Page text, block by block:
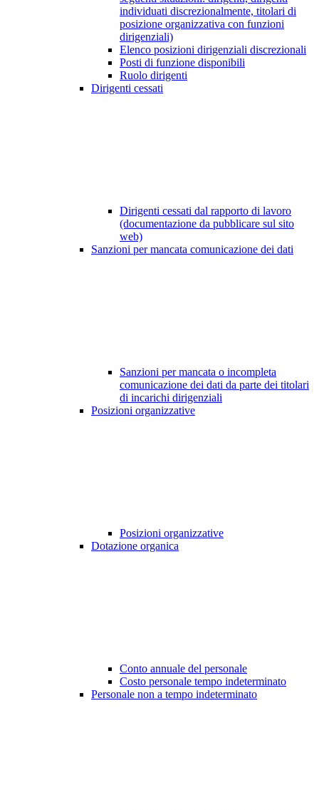
individuati discrezionalmente, titolari di
posizione organizzativa con funzioni
dirigenziali)
Elenco posizioni dirigenziali discrezionali
Posti di funzione disponibili
Ruolo dirigenti
Dirigenti cessati
Dirigenti cessati dal rapporto di lavoro
(documentazione da pubblicare sul sito
web)
Sanzioni per mancata comunicazione dei dati
Sanzioni per mancata o incompleta
comunicazione dei dati da parte dei titolari
di incarichi dirigenziali
Posizioni organizzative
Posizioni organizzative
Dotazione organica
Conto annuale del personale
Costo personale tempo indeterminato
Personale non a tempo indeterminato